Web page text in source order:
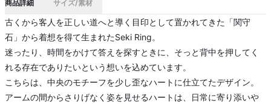
商品詳細 サイズ/素材
古くから客人を正しい道へと導く目印として置かれてきた「関守
石」から着想を得て生まれたSeki Ring。
迷ったり、時間をかけて答えを探すときに、そっと背中を押してく
れる存在でありたいという想いを込めています。
こちらは、中央のモチーフを少し歪なハートに仕立てたデザイン。
アームの間からさりげなく姿を見せるハートは、日常に寄り添いや